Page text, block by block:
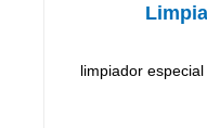
limpiador